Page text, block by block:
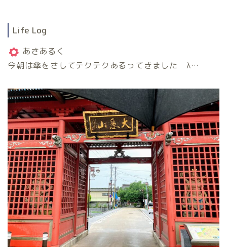
Life Log
あさあるく
今朝は傘をさしてテクテクあるってきました λ…